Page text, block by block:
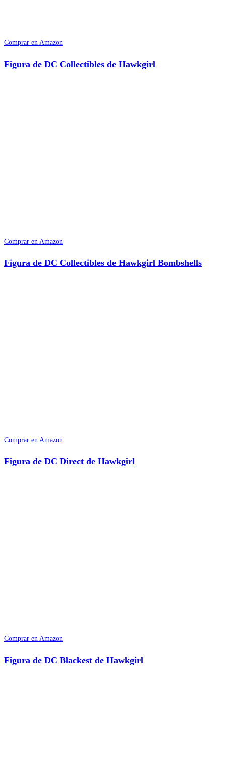
Comprar en Amazon
Figura de DC Collectibles de Hawkgirl
Comprar en Amazon
Figura de DC Collectibles de Hawkgirl Bombshells
Comprar en Amazon
Figura de DC Direct de Hawkgirl
Comprar en Amazon
Figura de DC Blackest de Hawkgirl